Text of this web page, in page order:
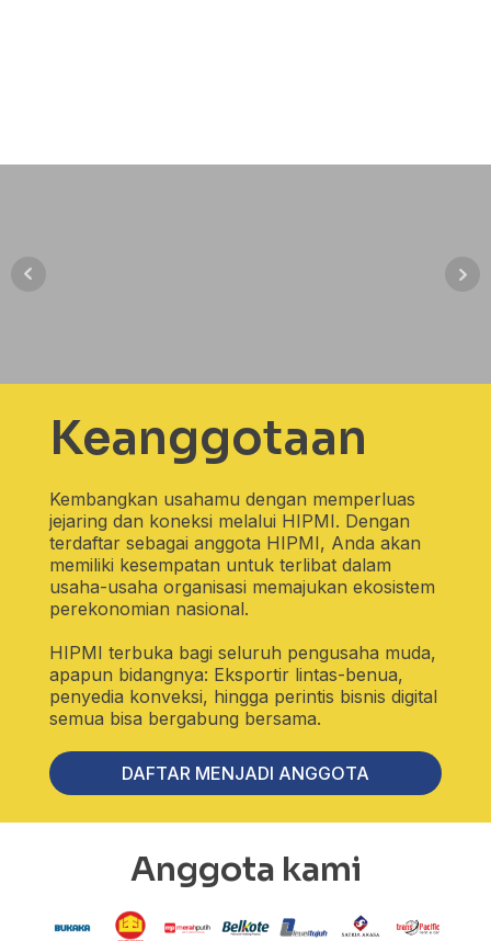
Keanggotaan
Kembangkan usahamu dengan memperluas
jejaring dan koneksi melalui HIPMI. Dengan
terdaftar sebagai anggota HIPMI, Anda akan
memiliki kesempatan untuk terlibat dalam
usaha-usaha organisasi memajukan ekosistem
perekonomian nasional.
HIPMI terbuka bagi seluruh pengusaha muda,
apapun bidangnya: Eksportir lintas-benua,
penyedia konveksi, hingga perintis bisnis digital
semua bisa bergabung bersama.
DAFTAR MENJADI ANGGOTA
Anggota kami